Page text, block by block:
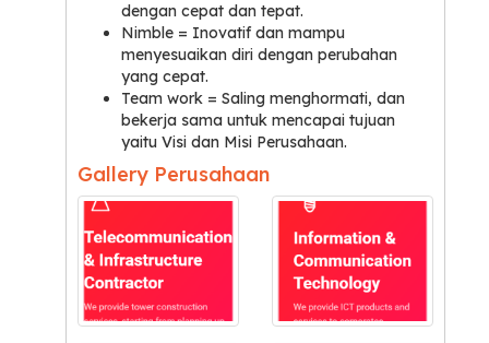
dengan cepat dan tepat.
Nimble = Inovatif dan mampu
menyesuaikan diri dengan perubahan
yang cepat.
Team work = Saling menghormati, dan
bekerja sama untuk mencapai tujuan
yaitu Visi dan Misi Perusahaan.
Gallery Perusahaan